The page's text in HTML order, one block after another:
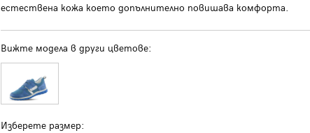
естествена кожа което допълнително повишава комфорта.
Вижте модела в други цветове:
Изберете размер: